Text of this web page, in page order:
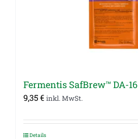
Fermentis SafBrew™ DA-16
9,35€ inkl. MwSt.
Details